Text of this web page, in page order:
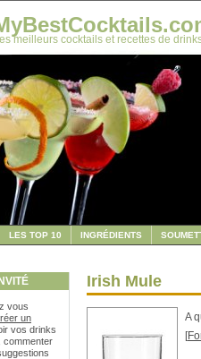
meilleurs cocktails et recettes de
LES TOP 10 INGRÉDIENTS
vous
un
vos drinks
commenter
Irish Mule
A
[